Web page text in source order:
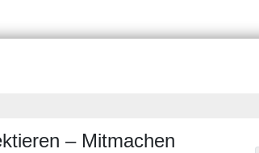
– Mitmachen